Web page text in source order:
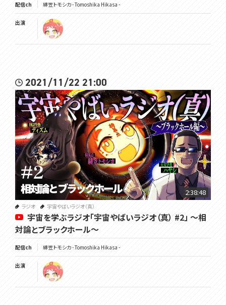
配信ch 緋笠トモシカ - Tomoshika Hikasa -
出演
2021/11/22 21:00
2:38:48
ラジオ 宇宙やばいラジオ（真）
宇宙を学ぶラジオ「宇宙やばいラジオ（真） #2」 ～相
対論とブラックホール～
配信ch 緋笠トモシカ - Tomoshika Hikasa -
出演